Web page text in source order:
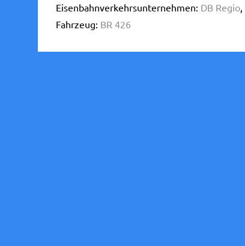
Eisenbahnverkehrsunternehmen: DB Regio
Fahrzeug: BR 426